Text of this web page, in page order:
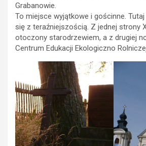
Grabanowie.
To miejsce wyjątkowe i gościnne.
się z teraźniejszością. Z jednej strony
otoczony starodrzewiem, a z drugiej
Centrum Edukacji Ekologiczno